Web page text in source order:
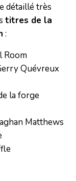
détaillé très
titres de la
:
Room
Quévreux
la forge
Matthews